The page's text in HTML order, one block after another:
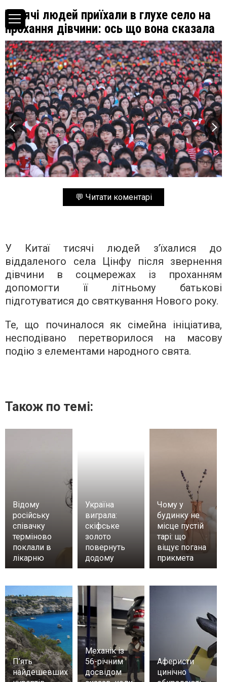
Тисячі людей приїхали в глухе село на
прохання дівчини: ось що вона сказала
💬 Читати коментарі
У Китаї тисячі людей з’їхалися до
віддаленого села Цінфу після звернення
дівчини в соцмережах із проханням
допомогти її літньому батькові
підготуватися до святкування Нового року.
Те, що починалося як сімейна ініціатива,
несподівано перетворилося на масову
подію з елементами народного свята.
Також по темі:
Відому
російську
співачку
терміново
поклали в
лікарню
Україна
виграла:
скіфське
золото
повернуть
додому
Чому у
будинку не
місце пустій
тарі: що
віщує погана
прикмета
П’ять
найдешевших
Механік із
56-річним
досвідом
Аферисти
цинічно